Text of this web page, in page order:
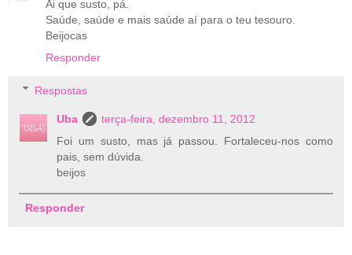
Ai que susto, pá.
Saúde, saúde e mais saúde aí para o teu tesouro.
Beijocas
Responder
Respostas
Uba
terça-feira, dezembro 11, 2012
Foi um susto, mas já passou. Fortaleceu-nos como
pais, sem dúvida.
beijos
Responder